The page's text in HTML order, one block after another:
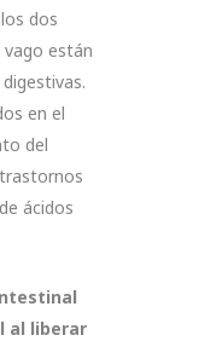
dos
están
en el
del
ácidos
al liberar